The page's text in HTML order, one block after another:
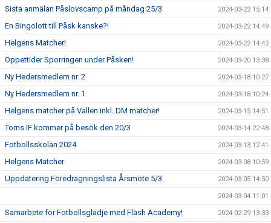
Sista anmälan Påslovscamp på måndag 25/3 2024-03-22 15:14
En Bingolott till Påsk kanske?! 2024-03-22 14:49
Helgens Matcher! 2024-03-22 14:42
Öppettider Sporringen under Påsken! 2024-03-20 13:38
Ny Hedersmedlem nr. 2 2024-03-18 10:27
Ny Hedersmedlem nr. 1 2024-03-18 10:24
Helgens matcher på Vallen inkl. DM matcher! 2024-03-15 14:51
Torns IF kommer på besök den 20/3 2024-03-14 22:48
Fotbollsskolan 2024 2024-03-13 12:41
Helgens Matcher 2024-03-08 10:59
Uppdatering Föredragningslista Årsmöte 5/3 2024-03-05 14:50
2024-03-04 11:01
Samarbete för Fotbollsglädje med Flash Academy! 2024-02-29 13:33